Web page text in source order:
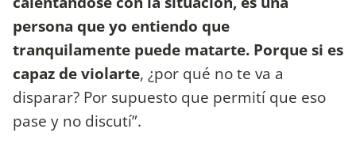
persona que yo entiendo que
tranquilamente puede matarte. Porque si es
capaz de violarte, ¿por qué no te va a
disparar? Por supuesto que permití que eso
pase y no discutí”.